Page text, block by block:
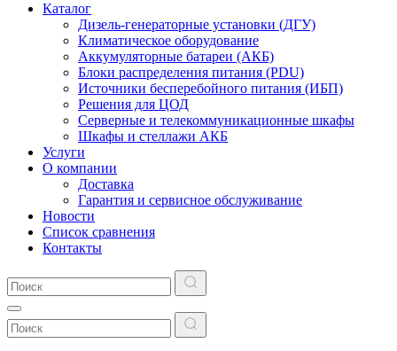
Каталог
Дизель-генераторные установки (ДГУ)
Климатическое оборудование
Аккумуляторные батареи (АКБ)
Блоки распределения питания (PDU)
Источники бесперебойного питания (ИБП)
Решения для ЦОД
Серверные и телекоммуникационные шкафы
Шкафы и стеллажи АКБ
Услуги
О компании
Доставка
Гарантия и сервисное обслуживание
Новости
Список сравнения
Контакты